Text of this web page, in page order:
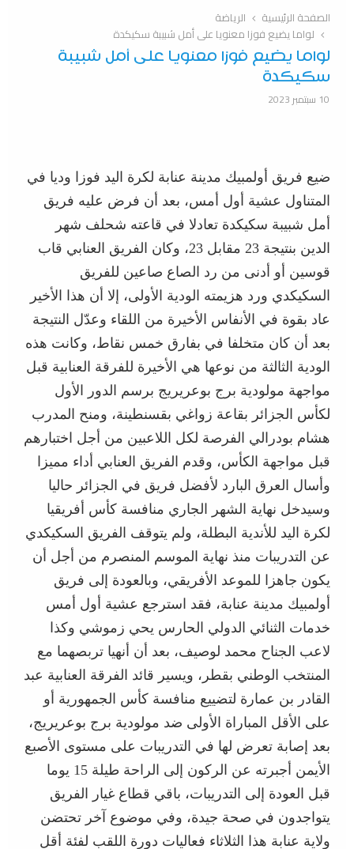
الصفحة الرئيسية
الرياضة
لواما يضيع فوزا معنويا على أمل شبيبة سكيكدة
لواما يضيع فوزا معنويا على أمل شبيبة
سكيكدة
10 سبتمبر 2023
ضيع فريق أولمبيك مدينة عنابة لكرة اليد فوزا وديا في
المتناول عشية أول أمس، بعد أن فرض عليه فريق
أمل شبيبة سكيكدة تعادلا في قاعته شحلف شهر
الدين بنتيجة 23 مقابل 23، وكان الفريق العنابي قاب
قوسين أو أدنى من رد الصاع صاعين للفريق
السكيكدي ورد هزيمته الودية الأولى، إلا أن هذا الأخير
عاد بقوة في الأنفاس الأخيرة من اللقاء وعدّل النتيجة
بعد أن كان متخلفا في بفارق خمس نقاط، وكانت هذه
الودية الثالثة من نوعها هي الأخيرة للفرقة العنابية قبل
مواجهة مولودية برج بوعريريج برسم الدور الأول
لكأس الجزائر بقاعة زواغي بقسنطينة، ومنح المدرب
هشام بودرالي الفرصة لكل اللاعبين من أجل اختبارهم
قبل مواجهة الكأس، وقدم الفريق العنابي أداء مميزا
وأسال العرق البارد لأفضل فريق في الجزائر حاليا
وسيدخل نهاية الشهر الجاري منافسة كأس أفريقيا
لكرة اليد للأندية البطلة، ولم يتوقف الفريق السكيكدي
عن التدريبات منذ نهاية الموسم المنصرم من أجل أن
يكون جاهزا للموعد الأفريقي، وبالعودة إلى فريق
أولمبيك مدينة عنابة، فقد استرجع عشية أول أمس
خدمات الثنائي الدولي الحارس يحي زموشي وكذا
لاعب الجناح محمد لوصيف، بعد أن أنهيا تربصهما مع
المنتخب الوطني بقطر، ويسير قائد الفرقة العنابية عبد
القادر بن عمارة لتضييع منافسة كأس الجمهورية أو
على الأقل المباراة الأولى ضد مولودية برج بوعريريج،
بعد إصابة تعرض لها في التدريبات على مستوى الأصبع
الأيمن أجبرته عن الركون إلى الراحة طيلة 15 يوما
قبل العودة إلى التدريبات، باقي قطاع غيار الفريق
يتواجدون في صحة جيدة، وفي موضوع آخر تحتضن
ولاية عنابة هذا الثلاثاء فعاليات دورة اللقب لفئة أقل